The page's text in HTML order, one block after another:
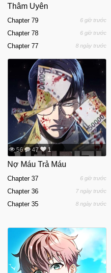
Thâm Uyên
Chapter 79 6 giờ trước
Chapter 78 6 giờ trước
Chapter 77 8 ngày trước
56 47 1
Nợ Máu Trả Máu
Chapter 37 6 giờ trước
Chapter 36 7 ngày trước
Chapter 35 8 ngày trước